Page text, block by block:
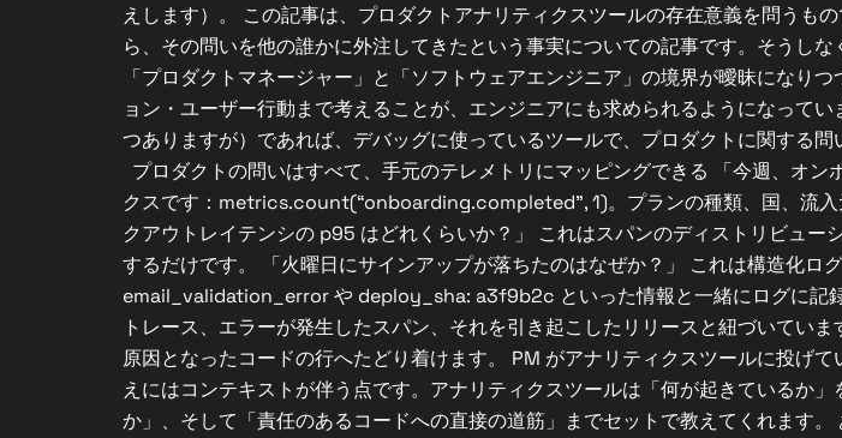
えします）。 この記事は、プロダクトアナリティクスツールの存在意義を問うも
ら、その問いを他の誰かに外注してきたという事実についての記事です。そうし
「プロダクトマネージャー」と「ソフトウェアエンジニア」の境界が曖昧になり
ョン・ユーザー行動まで考えることが、エンジニアにも求められるようになって
つありますが）であれば、デバッグに使っているツールで、プロダクトに関する
プロダクトの問いはすべて、手元のテレメトリにマッピングできる 「今週、オ
クスです：metrics.count(“onboarding.completed”, 1)。プランの種類、国、流
クアウトレイテンシの p95 はどれくらいか？」 これはスパンのディストリビュ
するだけです。 「火曜日にサインアップが落ちたのはなぜか？」 これは構造化
email_validation_error や deploy_sha: a3f9b2c といった情報と一緒にログに記
トレース、エラーが発生したスパン、それを引き起こしたリリースと紐づいてい
原因となったコードの行へたどり着けます。 PM がアナリティクスツールに投げ
えにはコンテキストが伴う点です。アナリティクスツールは「何が起きているか
か」、そして「責任のあるコードへの直接の道筋」までセットで教えてくれます